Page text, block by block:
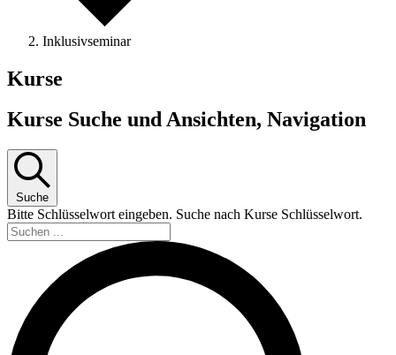
Inklusivseminar
Kurse
Kurse Suche und Ansichten, Navigation
Suche
Bitte Schlüsselwort eingeben. Suche nach Kurse Schlüsselwort.